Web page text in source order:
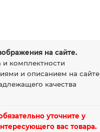
на сайте.
комплектности
и описанием на сайте
качества
уточните у
вас товара.